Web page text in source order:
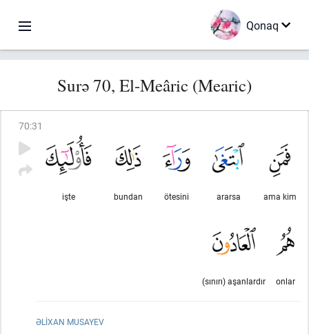
Qonaq
Surə 70, El-Meâric (Mearic)
70:31
ama kim
ararsa
ötesini
bundan
işte
onlar
(sınırı) aşanlardır
ƏLIXAN MUSAYEV